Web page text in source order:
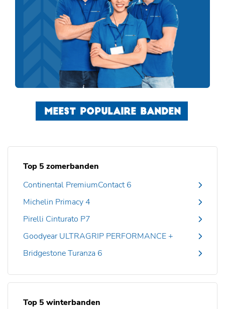
MEEST POPULAIRE BANDEN
Top 5 zomerbanden
Continental PremiumContact 6
Michelin Primacy 4
Pirelli Cinturato P7
Goodyear ULTRAGRIP PERFORMANCE +
Bridgestone Turanza 6
Top 5 winterbanden